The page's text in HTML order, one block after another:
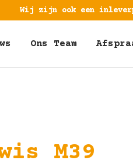
Wij zijn ook een
Ons Team
M39